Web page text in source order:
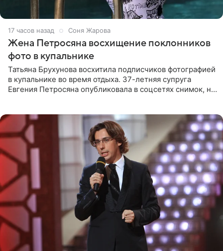
17 часов назад Соня Жарова
Жена Петросяна восхищение поклонников
фото в купальнике
Татьяна Брухунова восхитила подписчиков фотографией
в купальнике во время отдыха. 37-летняя супруга
Евгения Петросяна опубликовала в соцсетях снимок, на